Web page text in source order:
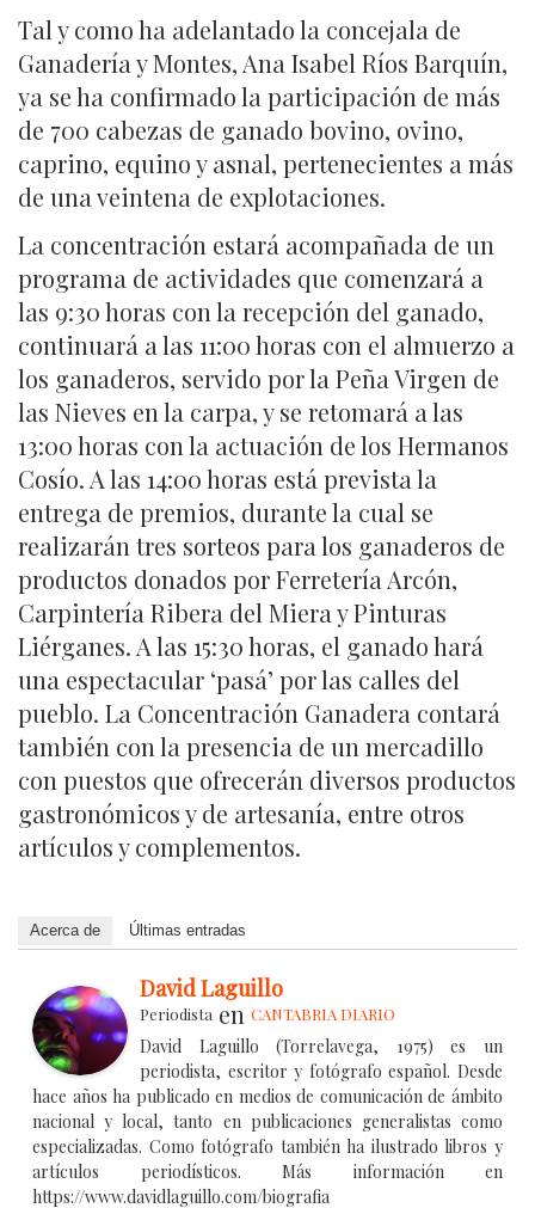
Tal y como ha adelantado la concejala de
Ganadería y Montes, Ana Isabel Ríos Barquín,
ya se ha confirmado la participación de más
de 700 cabezas de ganado bovino, ovino,
caprino, equino y asnal, pertenecientes a más
de una veintena de explotaciones.
La concentración estará acompañada de un
programa de actividades que comenzará a
las 9:30 horas con la recepción del ganado,
continuará a las 11:00 horas con el almuerzo a
los ganaderos, servido por la Peña Virgen de
las Nieves en la carpa, y se retomará a las
13:00 horas con la actuación de los Hermanos
Cosío. A las 14:00 horas está prevista la
entrega de premios, durante la cual se
realizarán tres sorteos para los ganaderos de
productos donados por Ferretería Arcón,
Carpintería Ribera del Miera y Pinturas
Liérganes. A las 15:30 horas, el ganado hará
una espectacular ‘pasá’ por las calles del
pueblo. La Concentración Ganadera contará
también con la presencia de un mercadillo
con puestos que ofrecerán diversos productos
gastronómicos y de artesanía, entre otros
artículos y complementos.
Acerca de Últimas entradas
David Laguillo
Periodista en CANTABRIA DIARIO
David Laguillo (Torrelavega, 1975) es un
periodista, escritor y fotógrafo español. Desde
hace años ha publicado en medios de comunicación de ámbito
nacional y local, tanto en publicaciones generalistas como
especializadas. Como fotógrafo también ha ilustrado libros y
artículos periodísticos. Más información en
https://www.davidlaguillo.com/biografia